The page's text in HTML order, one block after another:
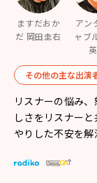
ますだおか
だ 岡田圭右
アン
ャブ
その他の主な出演
リスナーの悩み
しさをリスナー
やりした不安を